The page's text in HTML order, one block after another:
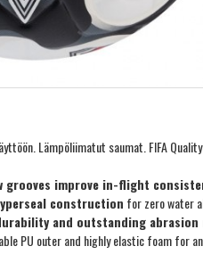
Lämpöliimatut saumat. FIFA Quality.
grooves improve in-flight
construction for zero water
and outstanding abrasion
PU outer and highly elastic foam for